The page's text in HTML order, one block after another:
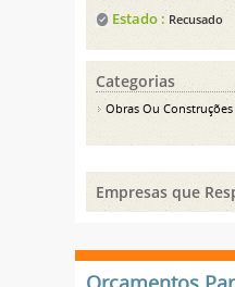
Estado : Recusado
Categorias
Obras Ou Construções
Empresas que